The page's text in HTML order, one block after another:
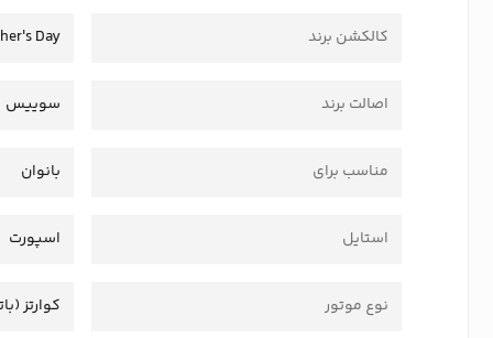
کالکشن برند Day
اصالت برند سوییس
مناسب برای بانوان
استایل اسپورت
نوع موتور کوارتز